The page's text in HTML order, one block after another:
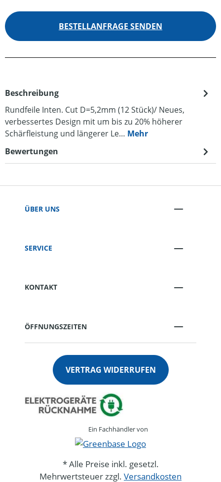
BESTELLANFRAGE SENDEN
Beschreibung
Rundfeile Inten. Cut D=5,2mm (12 Stück)/ Neues,
verbessertes Design mit um bis zu 20% höherer
Schärfleistung und längerer Le… Mehr
Bewertungen
ÜBER UNS
SERVICE
KONTAKT
ÖFFNUNGSZEITEN
VERTRAG WIDERRUFEN
Ein Fachhändler von
* Alle Preise inkl. gesetzl.
Mehrwertsteuer zzgl. Versandkosten